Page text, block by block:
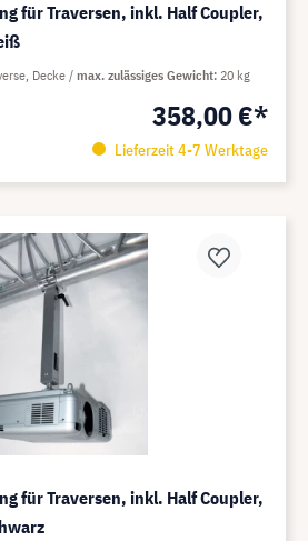
für Traversen, inkl. Half Coupler,
358,00 €*
Lieferzeit 4-7 Werktage
Decke max. zulässiges Gewicht 20 kg
für Traversen, inkl. Half Coupler,